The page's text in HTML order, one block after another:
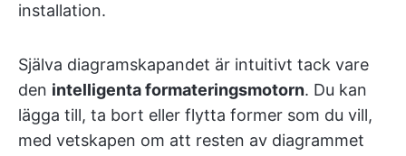
installation.
Själva diagramskapandet är intuitivt tack vare
den intelligenta formateringsmotorn. Du kan
lägga till, ta bort eller flytta former som du vill,
med vetskapen om att resten av diagrammet